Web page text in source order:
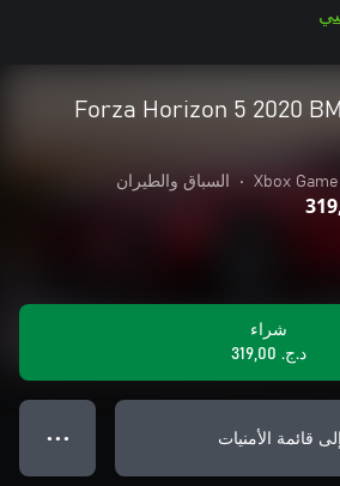
Forza Horizon 5 2020
Xbox
• السباق والطيران
شراء
د.ج.‏ 319,00
قائمة الأمنيات ● ● ●